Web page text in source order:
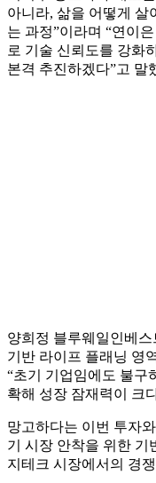
아니라, 삶을 어떻게 살
는 과정”이라며 “연이
로 기술 신뢰도를 강화
본격 추진하겠다”고 말
양희정 블루웨일인베
기반 라이프 플래닝 영
“초기 기업임에도 불구
확해 성장 잠재력이 크
망고하다는 이번 투자
기 시장 안착을 위한 기
지테크 시장에서의 경